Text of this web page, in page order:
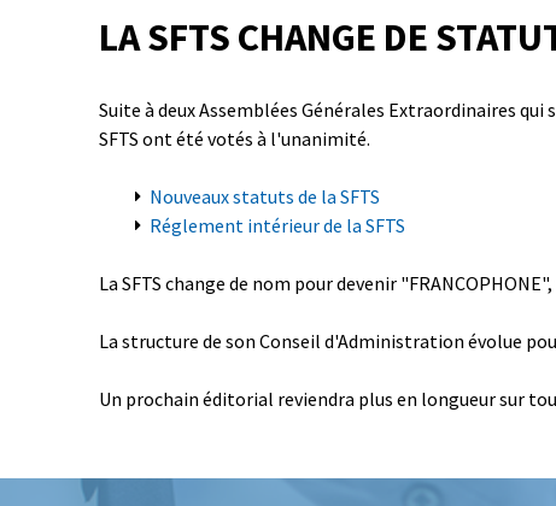
LA SFTS CHANGE DE
Suite à deux Assemblées Générales Extraordinaires
SFTS ont été votés à l'unanimité.
Nouveaux statuts de la SFTS
Réglement intérieur de la SFTS
La SFTS change de nom pour devenir
La structure de son Conseil d'Administration évolue
Un prochain éditorial reviendra plus en longueur sur